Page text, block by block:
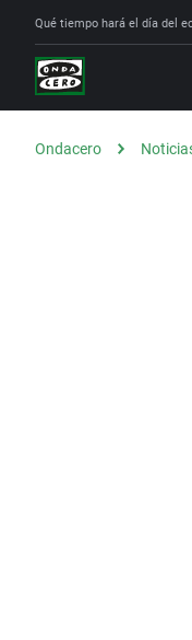
Qué tiempo hará el día del
Ondacero